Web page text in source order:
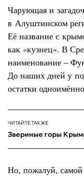
Чарующая и
в Алуштинском
Её название с
как «кузнец». В
наименование –
До наших дней у
остатки
ЧИТАЙТЕ ТАКЖЕ
Звериные горы
Но, пожалуй, самой